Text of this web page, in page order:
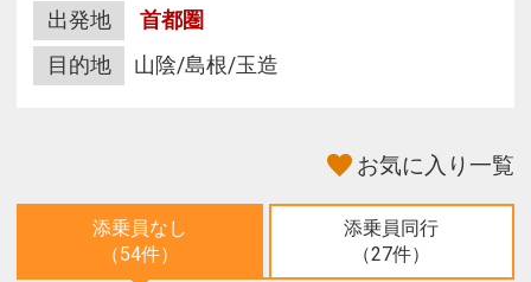
出発地
首都圏
目的地
山陰/島根/玉造
お気に入り一覧
添乗員なし
（54件）
添乗員同行
（27件）